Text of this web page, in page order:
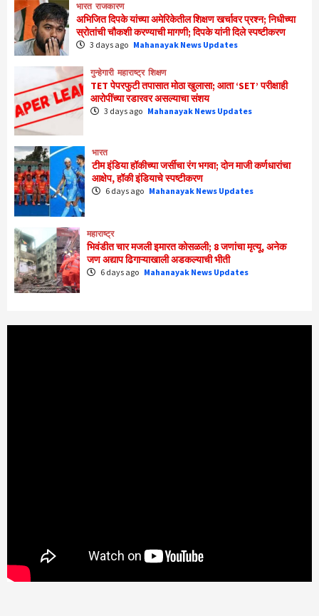
भारत राजकारण
अभिजित दिपके यांच्या अमेरिकेतील शिक्षण खर्चावर प्रश्न; निधीच्या
स्रोतांची चौकशी करण्याची मागणी; दिपके यांनी दिले स्पष्टीकरण
3 days ago Mahanayak News Updates
गुन्हेगारी महाराष्ट्र शिक्षण
TET पेपरफुटी तपासात मोठा खुलासा; आता ‘SET’ परीक्षाही
आरोपींच्या रडारवर असल्याचा संशय
3 days ago Mahanayak News Updates
भारत
टीम इंडिया हॉकीच्या जर्सीचा रंग भगवा; दोन माजी कर्णधारांचा
आक्षेप, हॉकी इंडियाचे स्पष्टीकरण
6 days ago Mahanayak News Updates
महाराष्ट्र
भिवंडीत चार मजली इमारत कोसळली; 8 जणांचा मृत्यू, अनेक
जण अद्याप ढिगाऱ्याखाली अडकल्याची भीती
6 days ago Mahanayak News Updates